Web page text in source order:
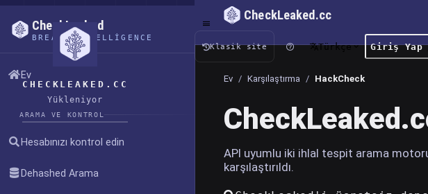
CHECKLEAKED.CC
Yükleniyor
CheckLeaked
BREACH INTELLIGENCE
Ev
ARAMA VE KONTROL
Hesabınızı kontrol edin
Dehashed Arama
CheckLeaked.cc
Klasik site Türkçe Giriş Yap
Ev / Karşılaştırma / HackCheck
API uyumlu iki ihlal tespit arama
karşılaştırıldı.